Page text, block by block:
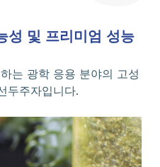
성 및 프리미엄 성능
는 광학 응용 분야의 고성
두주자입니다.